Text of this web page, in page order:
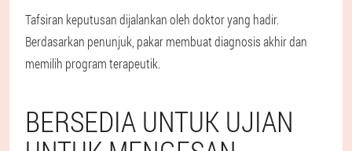
Tafsiran keputusan dijalankan oleh doktor yang hadir.
Berdasarkan penunjuk, pakar membuat diagnosis akhir dan
memilih program terapeutik.
BERSEDIA UNTUK UJIAN